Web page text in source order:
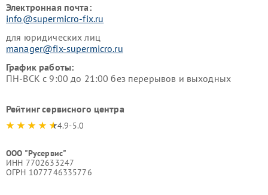
Электронная почта:
info@supermicro-fix.ru
для юридических лиц
manager@fix-supermicro.ru
График работы:
ПН-ВСК с 9:00 до 21:00 без перерывов и выходных
Рейтинг сервисного центра
4.9-5.0
ООО "Русервис"
ИНН 7702633247
ОГРН 1077746335776